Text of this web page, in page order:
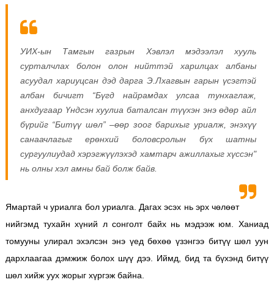
УИХ-ын Тамгын газрын Хэвлэл мэдээлэл хууль
сурталчлах болон олон нийттэй харилцах албаны
асуудал хариуцсан дэд дарга Э.Лхагвын гарын үсэгтэй
албан бичигт “Бүгд найрамдах улсаа тунхаглаж,
анхдугаар Үндсэн хуулиа баталсан түүхэн энэ өдөр айл
бүрийг “Битүү шөл” –өөр зоог барихыг уриалж, энэхүү
санаачлагыг ерөнхий боловсролын бүх шатны
сургуулиудад хэрэгжүүлэхэд хамтарч ажиллахыг хүссэн"
нь олны хэл амны бай болж байв.
Ямартай ч уриалга бол уриалга. Дагах эсэх нь эрх чөлөөт
нийгэмд тухайн хүний л сонголт байх нь мэдээж юм. Ханиад
томууны улирал эхэлсэн энэ үед бөхөө үзэнгээ битүү шөл уун
дархлаагаа дэмжиж болох шүү дээ. Иймд, бид та бүхэнд битүү
шөл хийж уух жорыг хүргэж байна.